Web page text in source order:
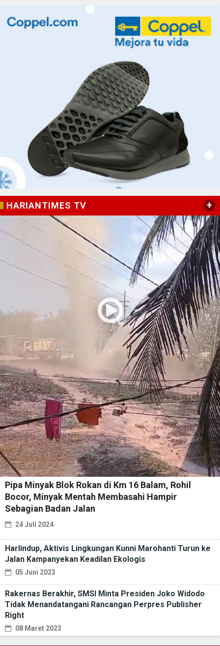
HARIANTIMES TV +
Pipa Minyak Blok Rokan di Km 16 Balam, Rohil
Bocor, Minyak Mentah Membasahi Hampir
Sebagian Badan Jalan
24 Juli 2024
Harlindup, Aktivis Lingkungan Kunni Marohanti Turun ke
Jalan Kampanyekan Keadilan Ekologis
05 Juni 2023
Rakernas Berakhir, SMSI Minta Presiden Joko Widodo
Tidak Menandatangani Rancangan Perpres Publisher
Right
08 Maret 2023